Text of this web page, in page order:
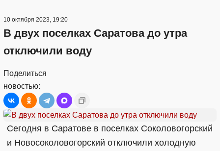
10 октября 2023, 19:20
В двух поселках Саратова до утра
отключили воду
Поделиться
новостью:
Сегодня в Саратове в поселках Соколовогорский
и Новосоколовогорский отключили холодную